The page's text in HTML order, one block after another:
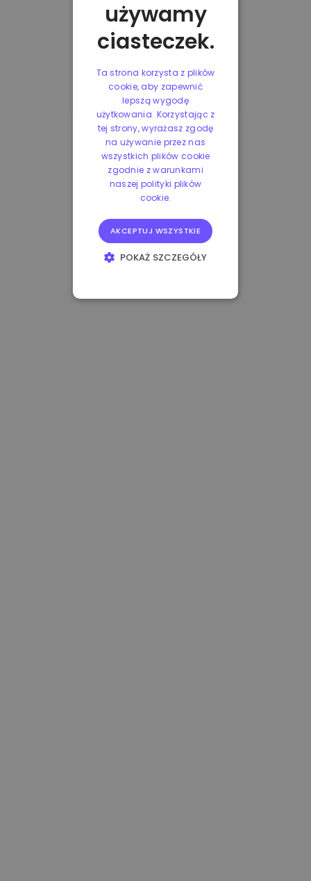
używamy
ciasteczek.
Ta strona korzysta z plików
cookie, aby zapewnić
lepszą wygodę
użytkowania. Korzystając z
tej strony, wyrażasz zgodę
na używanie przez nas
wszystkich plików cookie
zgodnie z warunkami
naszej polityki plików
cookie.
AKCEPTUJ WSZYSTKIE
POKAŻ SZCZEGÓŁY